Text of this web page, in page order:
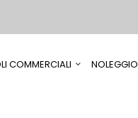
COMMERCIALI NOLEGGIO